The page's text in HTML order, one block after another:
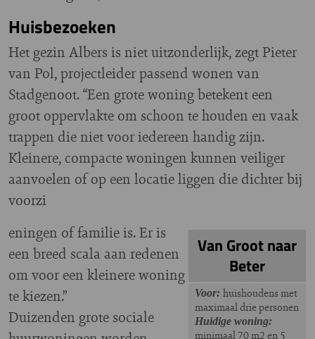
Huisbezoeken
Het gezin Albers is niet uitzonderlijk, zegt Pieter
van Pol, projectleider passend wonen van
Stadgenoot. “Een grote woning betekent een
groot oppervlakte om schoon te houden en vaak
trappen die niet voor iedereen handig zijn.
Kleinere, compacte woningen kunnen veiliger
aanvoelen of op een locatie liggen die dichter bij
voorzi
Van Groot naar
Beter
Voor: huishoudens met
maximaal drie personen
Huidige woning:
minimaal 70 m2 en 5
eningen of familie is. Er is
een breed scala aan redenen
om voor een kleinere woning
te kiezen.”
Duizenden grote sociale